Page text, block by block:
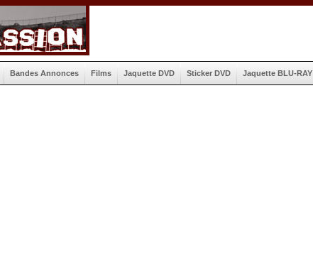
Bandes Annonces Films Jaquette DVD Sticker DVD Jaquette BLU-RAY